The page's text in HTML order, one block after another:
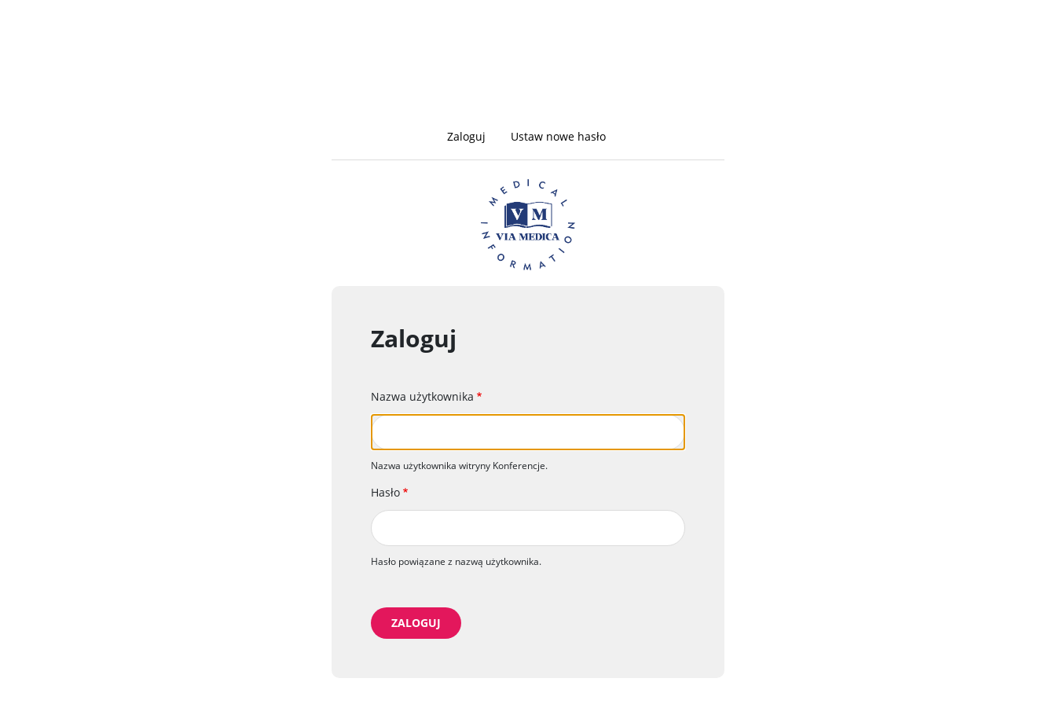
Zakładki
podstawowe
Zaloguj (aktywnaUstaw nowe hasło
Zaloguj
Nazwa użytkownika
Nazwa użytkownika witryny Konferencje.
Hasło
Hasło powiązane z nazwą użytkownika.